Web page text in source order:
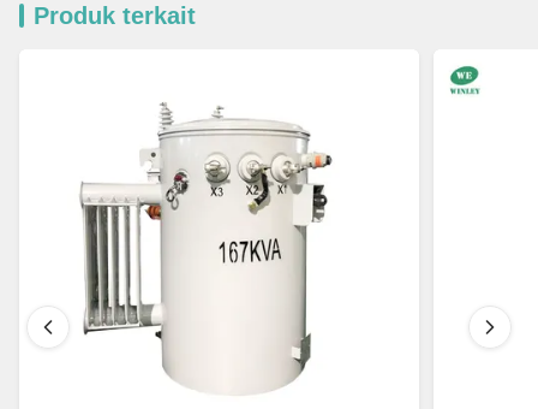
Produk terkait